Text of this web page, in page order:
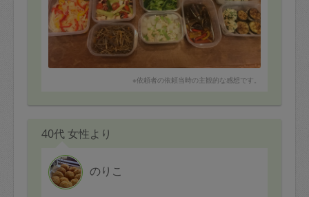
※依頼者の依頼当時の主観的な感想です。
40代 女性より
のりこ